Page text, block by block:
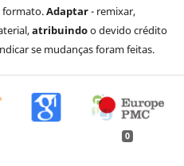
formato.Adaptar- remixar,
atribuindoo devido crédito
se mudanças foram feitas.
0